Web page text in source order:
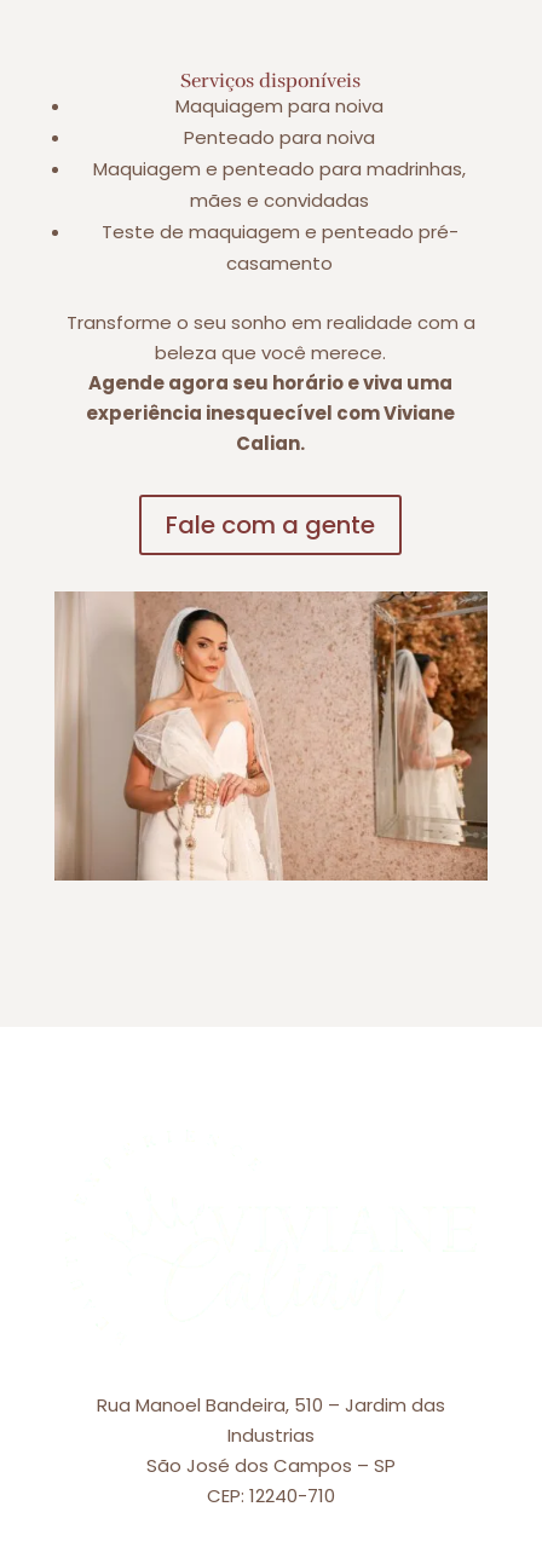
Serviços disponíveis
Maquiagem para noiva
Penteado para noiva
Maquiagem e penteado para madrinhas,
mães e convidadas
Teste de maquiagem e penteado pré-
casamento
Transforme o seu sonho em realidade com a
beleza que você merece.
Agende agora seu horário e viva uma
experiência inesquecível com Viviane
Calian.
Fale com a gente
Rua Manoel Bandeira, 510 – Jardim das
Industrias
São José dos Campos – SP
CEP: 12240-710